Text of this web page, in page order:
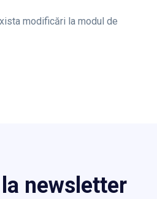
modificări la modul de
newsletter